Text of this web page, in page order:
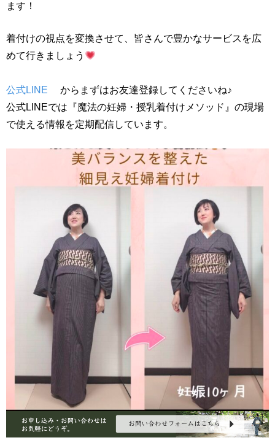
ます！
着付けの視点を変換させて、皆さんで豊かなサービスを広
めて行きましょう
公式LINE
からまずはお友達登録してくださいね♪
公式LINEでは『魔法の妊婦・授乳着付けメソッド』の現場
で使える情報を定期配信しています。